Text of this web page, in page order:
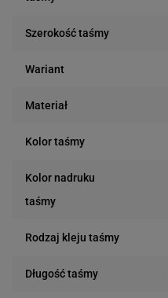
Szerokość taśmy
Wariant
Materiał
Kolor taśmy
Kolor nadruku
taśmy
Rodzaj kleju taśmy
Długość taśmy